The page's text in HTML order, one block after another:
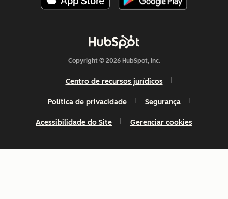
Copyright © 2026 HubSpot, Inc.
Centro de recursos jurídicos
Política de privacidade Segurança
Acessibilidade do Site Gerenciar cookies